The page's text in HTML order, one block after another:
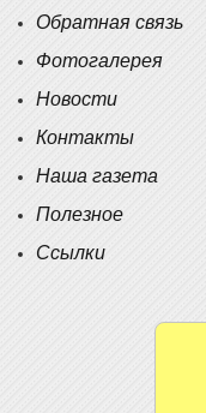
Обратная связь
Фотогалерея
Новости
Контакты
Наша газета
Полезное
Ссылки